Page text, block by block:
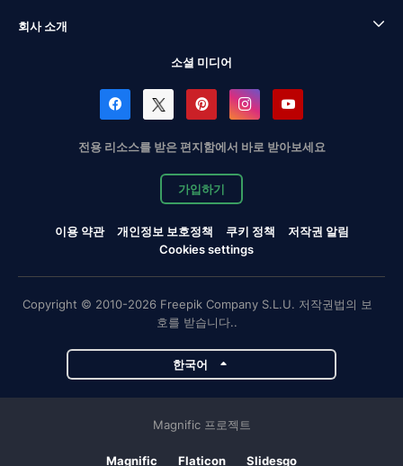
회사 소개
소셜 미디어
전용 리소스를 받은 편지함에서 바로 받아보세요
가입하기
이용 약관 개인정보 보호정책 쿠키 정책
저작권 알림
Cookies settings
Copyright © 2010-2026 Freepik Company S.L.U. 저작권법의 보
호를 받습니다..
한국어
Magnific 프로젝트
Magnific Flaticon Slidesgo